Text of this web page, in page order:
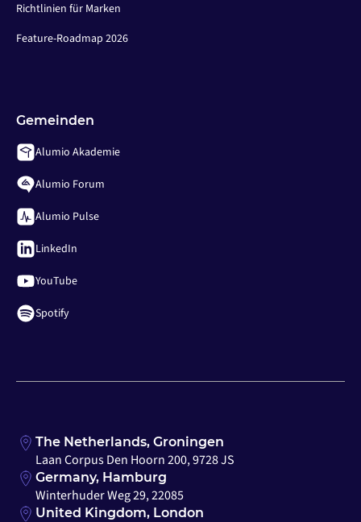
Richtlinien für Marken
Feature-Roadmap 2026
Gemeinden
Alumio Akademie
Alumio Forum
Alumio Pulse
LinkedIn
YouTube
Spotify
The Netherlands, Groningen
Laan Corpus Den Hoorn 200, 9728 JS
Germany, Hamburg
Winterhuder Weg 29, 22085
United Kingdom, London